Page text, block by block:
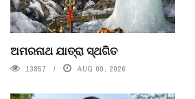
ଅମରନାଥ ଯାତ୍ରା ସ୍ଥଗିତ
13857 AUG 09, 2026